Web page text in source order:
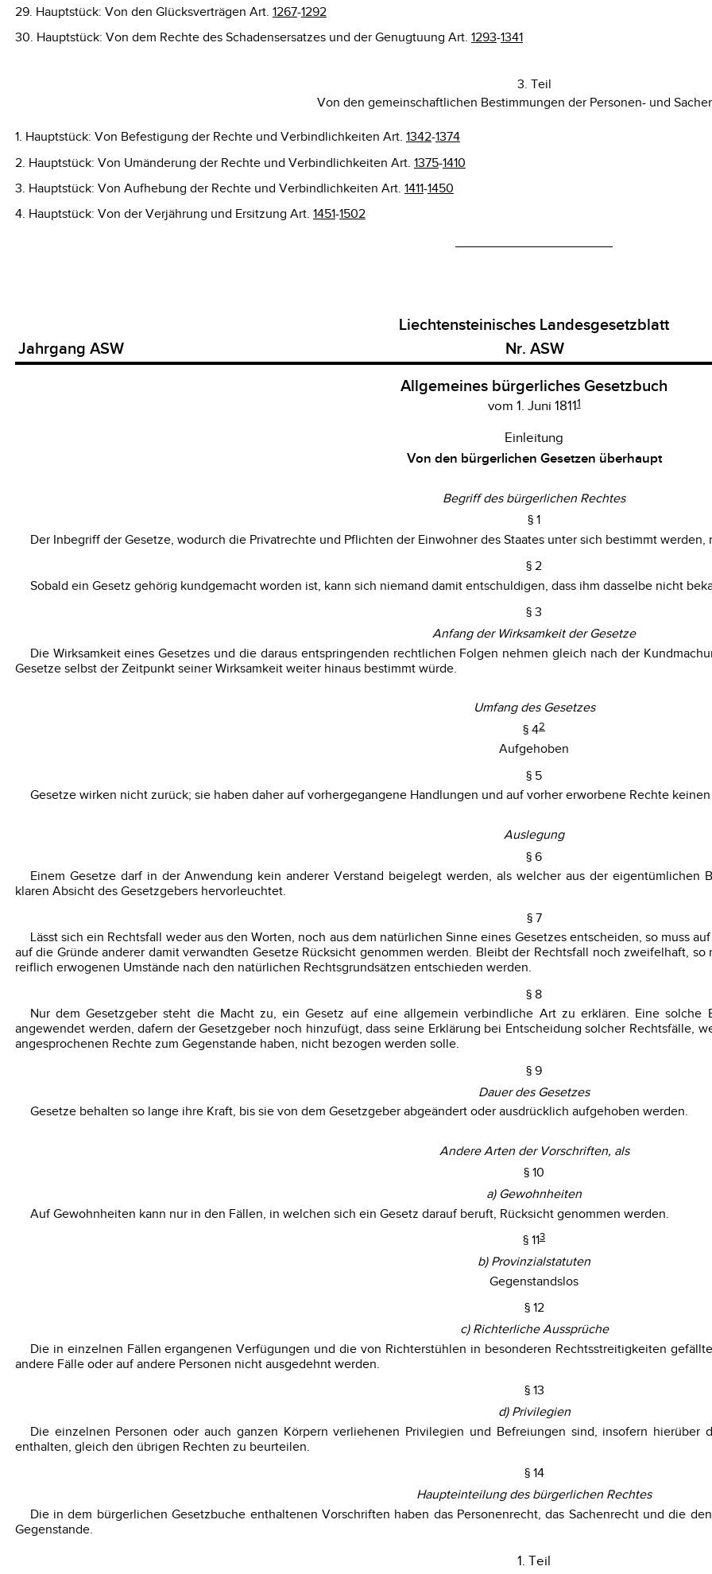
29. Hauptstück: Von den Glücksverträgen Art. 1267-1292
30. Hauptstück: Von dem Rechte des Schadensersatzes und der Genugtuung Art. 1293-1341
3. Teil
Von den gemeinschaftlichen Bestimmungen der Personen- und
1. Hauptstück: Von Befestigung der Rechte und Verbindlichkeiten Art. 1342-1374
2. Hauptstück: Von Umänderung der Rechte und Verbindlichkeiten Art. 1375-1410
3. Hauptstück: Von Aufhebung der Rechte und Verbindlichkeiten Art. 1411-1450
4. Hauptstück: Von der Verjährung und Ersitzung Art. 1451-1502
Liechtensteinisches Landesgesetzblatt
Jahrgang ASW
Nr. ASW
Allgemeines bürgerliches Gesetzbuch
vom 1. Juni 18111
Einleitung
Von den bürgerlichen Gesetzen überhaupt
Begriff des bürgerlichen Rechtes
§ 1
Der Inbegriff der Gesetze, wodurch die Privatrechte und Pflichten der Einwohner des Staates unter sich bestimmt
§ 2
Sobald ein Gesetz gehörig kundgemacht worden ist, kann sich niemand damit entschuldigen, dass ihm dasselbe nicht
§ 3
Anfang der Wirksamkeit der Gesetze
Die Wirksamkeit eines Gesetzes und die daraus entspringenden rechtlichen Folgen nehmen gleich nach der
Gesetze selbst der Zeitpunkt seiner Wirksamkeit weiter hinaus bestimmt würde.
Umfang des Gesetzes
§ 42
Aufgehoben
§ 5
Gesetze wirken nicht zurück; sie haben daher auf vorhergegangene Handlungen und auf vorher erworbene Rechte keinen
Auslegung
§ 6
Einem Gesetze darf in der Anwendung kein anderer Verstand beigelegt werden, als welcher aus der eigentümlichen
klaren Absicht des Gesetzgebers hervorleuchtet.
§ 7
Lässt sich ein Rechtsfall weder aus den Worten, noch aus dem natürlichen Sinne eines Gesetzes entscheiden, so muss
auf die Gründe anderer damit verwandten Gesetze Rücksicht genommen werden. Bleibt der Rechtsfall noch zweifelhaft,
reiflich erwogenen Umstände nach den natürlichen Rechtsgrundsätzen entschieden werden.
§ 8
Nur dem Gesetzgeber steht die Macht zu, ein Gesetz auf eine allgemein verbindliche Art zu erklären. Eine solche
angewendet werden, dafern der Gesetzgeber noch hinzufügt, dass seine Erklärung bei Entscheidung solcher Rechtsfälle,
angesprochenen Rechte zum Gegenstande haben, nicht bezogen werden solle.
§ 9
Dauer des Gesetzes
Gesetze behalten so lange ihre Kraft, bis sie von dem Gesetzgeber abgeändert oder ausdrücklich aufgehoben werden.
Andere Arten der Vorschriften, als
§ 10
a) Gewohnheiten
Auf Gewohnheiten kann nur in den Fällen, in welchen sich ein Gesetz darauf beruft, Rücksicht genommen werden.
§ 113
b) Provinzialstatuten
Gegenstandslos
§ 12
c) Richterliche Aussprüche
Die in einzelnen Fällen ergangenen Verfügungen und die von Richterstühlen in besonderen Rechtsstreitigkeiten
andere Fälle oder auf andere Personen nicht ausgedehnt werden.
§ 13
d) Privilegien
Die einzelnen Personen oder auch ganzen Körpern verliehenen Privilegien und Befreiungen sind, insofern hierüber
enthalten, gleich den übrigen Rechten zu beurteilen.
§ 14
Haupteinteilung des bürgerlichen Rechtes
Die in dem bürgerlichen Gesetzbuche enthaltenen Vorschriften haben das Personenrecht, das Sachenrecht und die
Gegenstande.
1. Teil